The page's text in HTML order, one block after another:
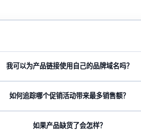
我可以为产品链接使用自己的品牌域名吗？
如何追踪哪个促销活动带来最多销售额？
如果产品缺货了会怎样？